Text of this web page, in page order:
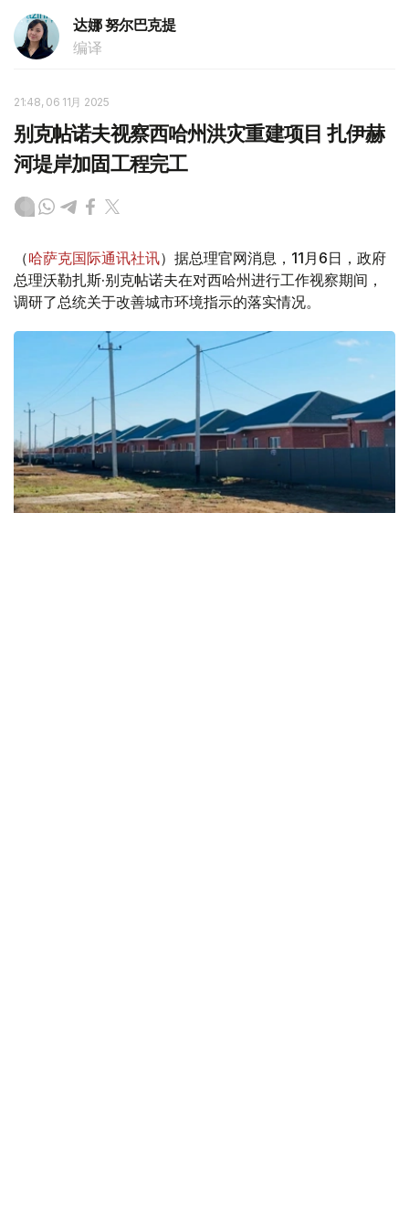
达娜 努尔巴克提
编译
21:48, 06 11月 2025
别克帖诺夫视察西哈州洪灾重建项目 扎伊赫
河堤岸加固工程完工
（哈萨克国际通讯社讯）据总理官网消息，11月6日，政府
总理沃勒扎斯·别克帖诺夫在对西哈州进行工作视察期间，
调研了总统关于改善城市环境指示的落实情况。